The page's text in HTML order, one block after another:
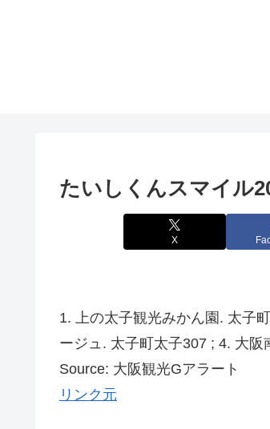
たいしくんスマイル
X
1. 上の太子観光みかん園. 太子
ージュ. 太子町太子307 ; 4. 大
Source: 大阪観光Gアラート
リンク元